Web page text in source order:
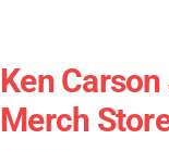
Ken
Merch